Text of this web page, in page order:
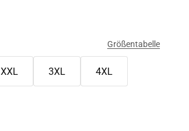
Größentabelle
XXL 3XL 4XL